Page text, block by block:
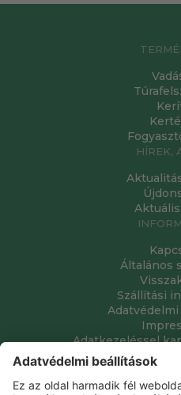
HÍREK,
Általános
Szállítási
Adatkezeléssel